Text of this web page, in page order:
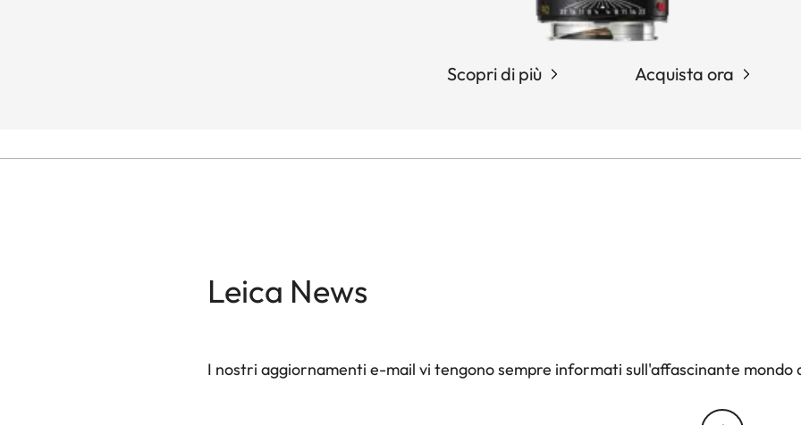
Scopri di più Acquista ora
Leica News
I nostri aggiornamenti e-mail vi tengono sempre informati sull'affascinante mondo